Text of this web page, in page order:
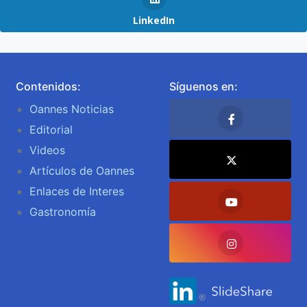
LinkedIn
Contenidos:
Oannes Noticias
Editorial
Videos
Artículos de Oannes
Enlaces de Interes
Gastronomía
Síguenos en: